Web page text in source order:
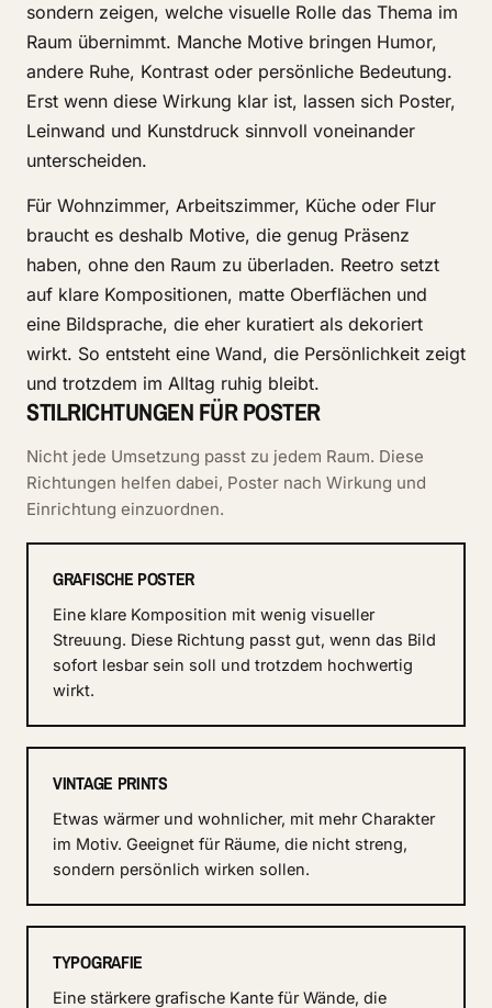
sondern zeigen, welche visuelle Rolle das Thema im
Raum übernimmt. Manche Motive bringen Humor,
andere Ruhe, Kontrast oder persönliche Bedeutung.
Erst wenn diese Wirkung klar ist, lassen sich Poster,
Leinwand und Kunstdruck sinnvoll voneinander
unterscheiden.
Für Wohnzimmer, Arbeitszimmer, Küche oder Flur
braucht es deshalb Motive, die genug Präsenz
haben, ohne den Raum zu überladen. Reetro setzt
auf klare Kompositionen, matte Oberflächen und
eine Bildsprache, die eher kuratiert als dekoriert
wirkt. So entsteht eine Wand, die Persönlichkeit zeigt
und trotzdem im Alltag ruhig bleibt.
STILRICHTUNGEN FÜR POSTER
Nicht jede Umsetzung passt zu jedem Raum. Diese
Richtungen helfen dabei, Poster nach Wirkung und
Einrichtung einzuordnen.
GRAFISCHE POSTER
Eine klare Komposition mit wenig visueller
Streuung. Diese Richtung passt gut, wenn das Bild
sofort lesbar sein soll und trotzdem hochwertig
wirkt.
VINTAGE PRINTS
Etwas wärmer und wohnlicher, mit mehr Charakter
im Motiv. Geeignet für Räume, die nicht streng,
sondern persönlich wirken sollen.
TYPOGRAFIE
Eine stärkere grafische Kante für Wände, die